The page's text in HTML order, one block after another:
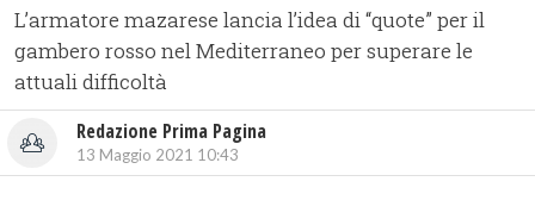
L’armatore mazarese lancia l’idea di “quote” per il
gambero rosso nel Mediterraneo per superare le
attuali difficoltà
Redazione Prima Pagina
13 Maggio 2021 10:43